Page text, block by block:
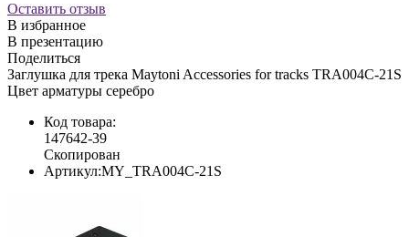
Оставить отзыв
В избранное
В презентацию
Поделиться
Заглушка для трека Maytoni Accessories for tracks TRA004C-21S
Цвет арматуры серебро
Код товара:
147642-39
Скопирован
Артикул:MY_TRA004C-21S